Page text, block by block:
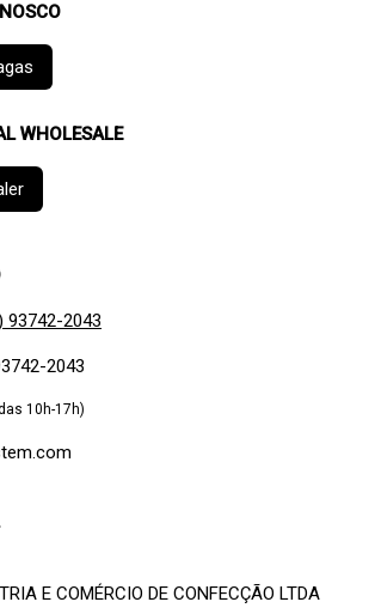
WHOLESALE
93742-2043
2043
10h-17h)
E COMÉRCIO DE CONFECÇÃO LTDA